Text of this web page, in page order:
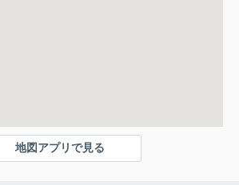
地図アプリで見る